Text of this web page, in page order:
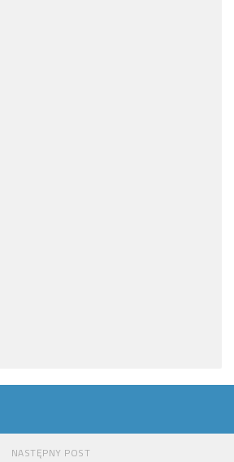
NASTĘPNY POST